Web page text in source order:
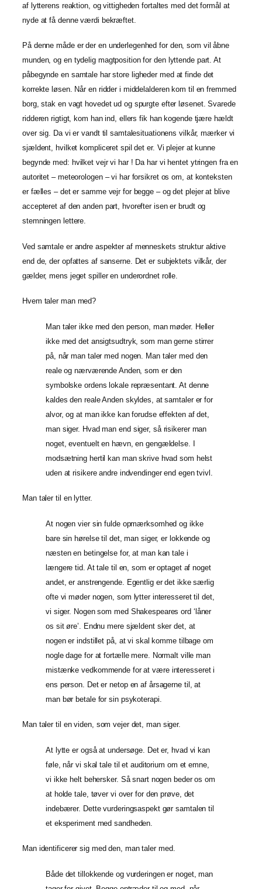
af lytterens reaktion, og vittigheden fortaltes med det formål at
nyde at få denne værdi bekræftet.
På denne måde er der en underlegenhed for den, som vil åbne
munden, og en tydelig magtposition for den lyttende part. At
påbegynde en samtale har store ligheder med at finde det
korrekte løsen. Når en ridder i middelalderen kom til en fremmed
borg, stak en vagt hovedet ud og spurgte efter løsenet. Svarede
ridderen rigtigt, kom han ind, ellers fik han kogende tjære hældt
over sig. Da vi er vandt til samtalesituationens vilkår, mærker vi
sjældent, hvilket kompliceret spil det er. Vi plejer at kunne
begynde med: hvilket vejr vi har ! Da har vi hentet ytringen fra en
autoritet – meteorologen – vi har forsikret os om, at konteksten
er fælles – det er samme vejr for begge – og det plejer at blive
accepteret af den anden part, hvorefter isen er brudt og
stemningen lettere.
Ved samtale er andre aspekter af menneskets struktur aktive
end de, der opfattes af sanserne. Det er subjektets vilkår, der
gælder, mens jeget spiller en underordnet rolle.
Hvem taler man med?
Man taler ikke med den person, man møder. Heller
ikke med det ansigtsudtryk, som man gerne stirrer
på, når man taler med nogen. Man taler med den
reale og nærværende Anden, som er den
symbolske ordens lokale repræsentant. At denne
kaldes den reale Anden skyldes, at samtaler er for
alvor, og at man ikke kan forudse effekten af det,
man siger. Hvad man end siger, så risikerer man
noget, eventuelt en hævn, en gengældelse. I
modsætning hertil kan man skrive hvad som helst
uden at risikere andre indvendinger end egen tvivl.
Man taler til en lytter.
At nogen vier sin fulde opmærksomhed og ikke
bare sin hørelse til det, man siger, er lokkende og
næsten en betingelse for, at man kan tale i
længere tid. At tale til en, som er optaget af noget
andet, er anstrengende. Egentlig er det ikke særlig
ofte vi møder nogen, som lytter interesseret til det,
vi siger. Nogen som med Shakespeares ord ‘låner
os sit øre’. Endnu mere sjældent sker det, at
nogen er indstillet på, at vi skal komme tilbage om
nogle dage for at fortælle mere. Normalt ville man
mistænke vedkommende for at være interesseret i
ens person. Det er netop en af årsagerne til, at
man bør betale for sin psykoterapi.
Man taler til en viden, som vejer det, man siger.
At lytte er også at undersøge. Det er, hvad vi kan
føle, når vi skal tale til et auditorium om et emne,
vi ikke helt behersker. Så snart nogen beder os om
at holde tale, tøver vi over for den prøve, det
indebærer. Dette vurderingsaspekt gør samtalen til
et eksperiment med sandheden.
Man identificerer sig med den, man taler med.
Både det tillokkende og vurderingen er noget, man